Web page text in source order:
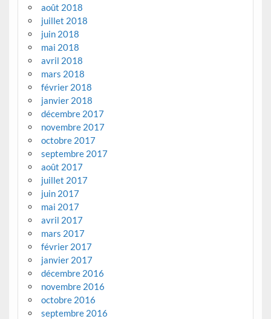
août 2018
juillet 2018
juin 2018
mai 2018
avril 2018
mars 2018
février 2018
janvier 2018
décembre 2017
novembre 2017
octobre 2017
septembre 2017
août 2017
juillet 2017
juin 2017
mai 2017
avril 2017
mars 2017
février 2017
janvier 2017
décembre 2016
novembre 2016
octobre 2016
septembre 2016